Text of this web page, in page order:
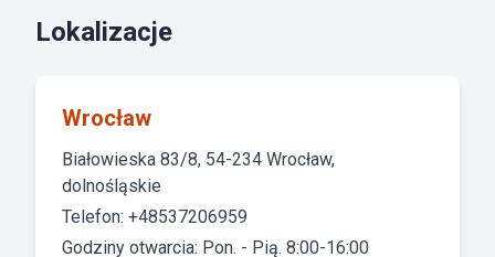
Lokalizacje
Wrocław
Białowieska 83/8, 54-234 Wrocław,
dolnośląskie
Telefon: +48537206959
Godziny otwarcia: Pon. - Pią. 8:00-16:00